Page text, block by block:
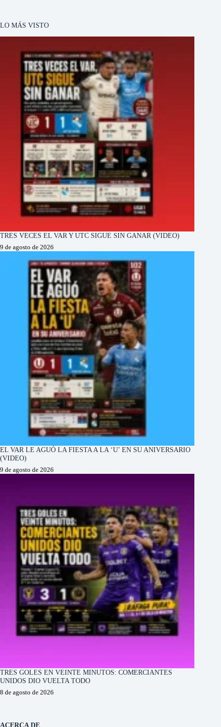
LO MÁS VISTO
TRES VECES EL VAR Y UTC SIGUE SIN GANAR (VIDEO)
9 de agosto de 2026
EL VAR LE AGUÓ LA FIESTA A LA ‘U’ EN SU ANIVERSARIO
(VIDEO)
9 de agosto de 2026
TRES GOLES EN VEINTE MINUTOS: COMERCIANTES
UNIDOS DIO VUELTA TODO
8 de agosto de 2026
ACERCA DE